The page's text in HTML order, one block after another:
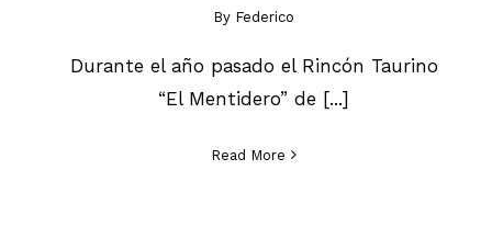
By Federico
Durante el año pasado el Rincón Taurino
“El Mentidero” de [...]
Read More